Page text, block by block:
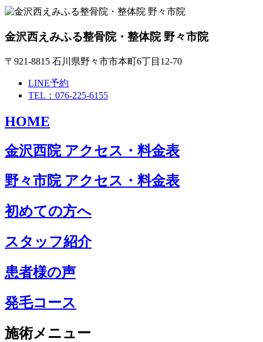
金沢西えみふる整骨院・整体院 野々市院
〒921-8815 石川県野々市市本町6丁目12-70
LINE予約
TEL：076-225-6155
HOME
金沢西院 アクセス・料金表
野々市院 アクセス・料金表
初めての方へ
スタッフ紹介
患者様の声
発毛コース
施術メニュー